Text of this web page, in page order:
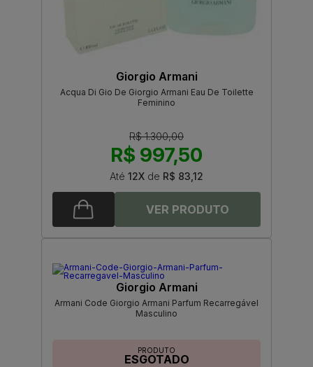
Giorgio Armani
Acqua Di Gio De Giorgio Armani Eau De Toilette
Feminino
R$ 1.300,00
R$ 997,50
Até 12X de R$ 83,12
Giorgio Armani
Armani Code Giorgio Armani Parfum Recarregável
Masculino
PRODUTO
ESGOTADO